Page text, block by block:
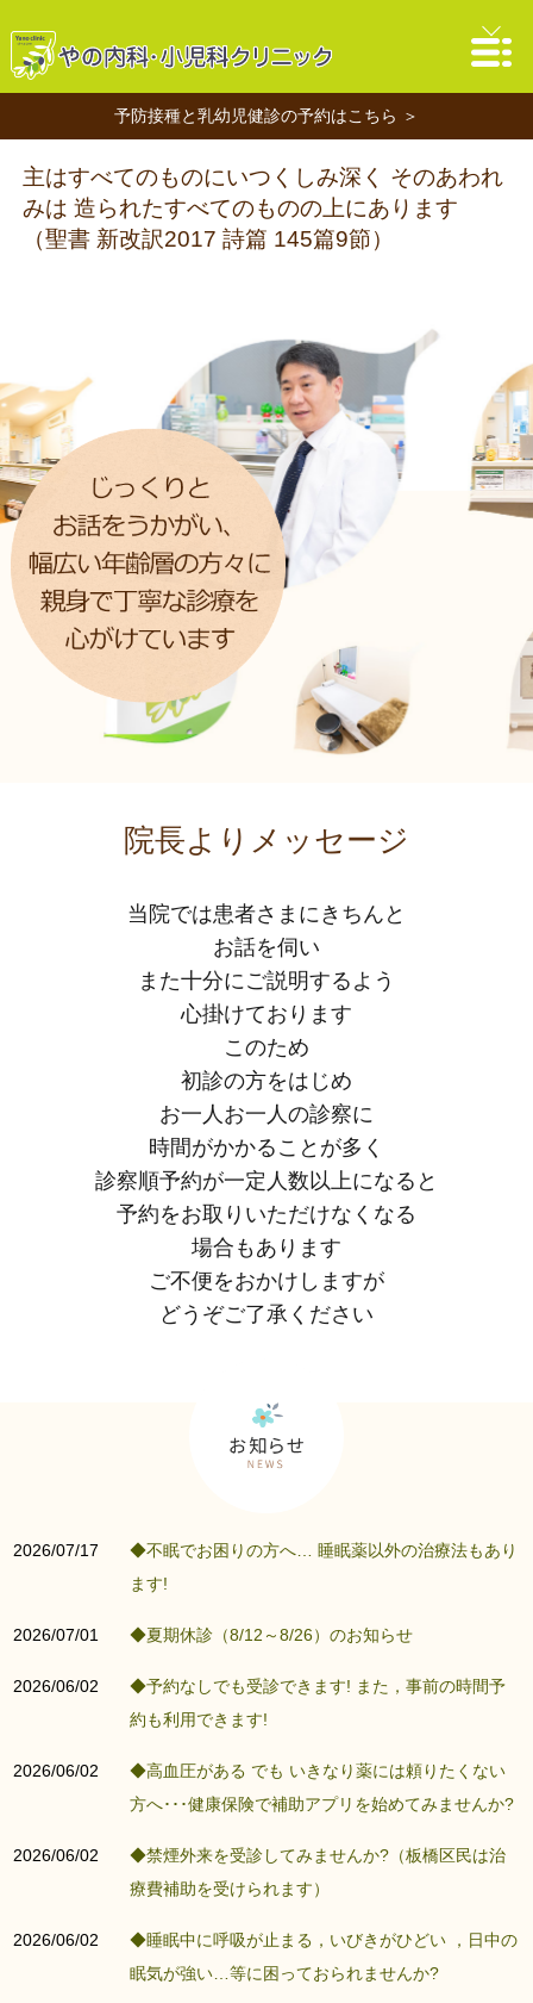
予防接種と乳幼児健診の予約はこちら ＞
主はすべてのものにいつくしみ深く そのあわれ
みは 造られたすべてのものの上にあります
（聖書 新改訳2017 詩篇 145篇9節）
院長よりメッセージ
当院では患者さまにきちんと
お話を伺い
また十分にご説明するよう
心掛けております
このため
初診の方をはじめ
お一人お一人の診察に
時間がかかることが多く
診察順予約が一定人数以上になると
予約をお取りいただけなくなる
場合もあります
ご不便をおかけしますが
どうぞご了承ください
2026/07/17
◆不眠でお困りの方へ… 睡眠薬以外の治療法もあり
ます!
2026/07/01 ◆夏期休診（8/12～8/26）のお知らせ
2026/06/02
◆予約なしでも受診できます! また，事前の時間予
約も利用できます!
2026/06/02
◆高血圧がある でも いきなり薬には頼りたくない
方へ･･･健康保険で補助アプリを始めてみませんか?
2026/06/02
◆禁煙外来を受診してみませんか?（板橋区民は治
療費補助を受けられます）
2026/06/02
◆睡眠中に呼吸が止まる，いびきがひどい ，日中の
眠気が強い…等に困っておられませんか?